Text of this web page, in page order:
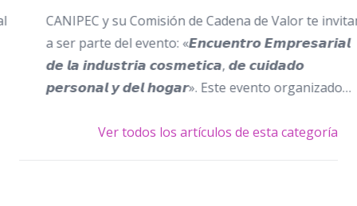
CANIPEC y su Comisión de Cadena de Valor te invitan
a ser parte del evento: «𝙀𝙣𝙘𝙪𝙚𝙣𝙩𝙧𝙤 𝙀𝙢𝙥𝙧𝙚𝙨𝙖𝙧𝙞𝙖𝙡
𝙙𝙚 𝙡𝙖 𝙞𝙣𝙙𝙪𝙨𝙩𝙧𝙞𝙖 𝙘𝙤𝙨𝙢𝙚𝙩𝙞𝙘𝙖, 𝙙𝙚 𝙘𝙪𝙞𝙙𝙖𝙙𝙤
𝙥𝙚𝙧𝙨𝙤𝙣𝙖𝙡 𝙮 𝙙𝙚𝙡 𝙝𝙤𝙜𝙖𝙧». Este evento organizado…
Ver todos los artículos de esta categoría